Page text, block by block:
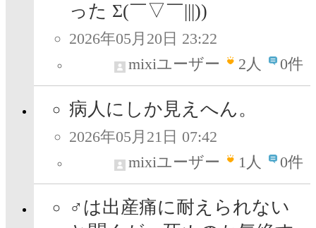
った Σ(￣▽￣|||))
2026年05月20日 23:22
mixiユーザー
2人 0件
病人にしか見えへん。
2026年05月21日 07:42
mixiユーザー
1人 0件
♂は出産痛に耐えられない